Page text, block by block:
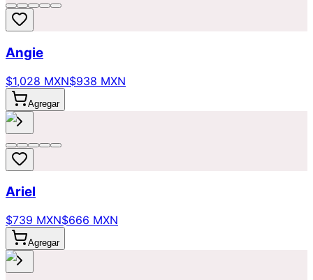
Angie
$1,028 MXN$938 MXN
Agregar
Ariel
$739 MXN$666 MXN
Agregar